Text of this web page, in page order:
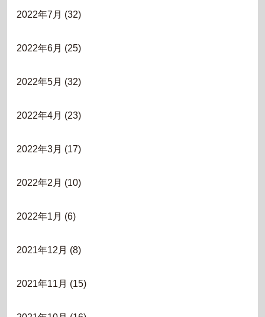
2022年7月 (32)
2022年6月 (25)
2022年5月 (32)
2022年4月 (23)
2022年3月 (17)
2022年2月 (10)
2022年1月 (6)
2021年12月 (8)
2021年11月 (15)